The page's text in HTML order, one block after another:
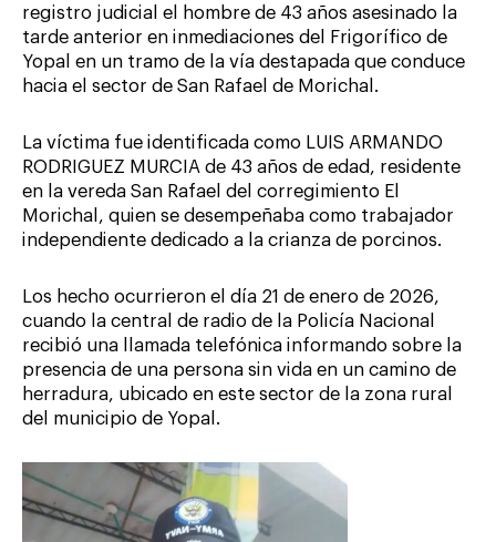
registro judicial el hombre de 43 años asesinado la
tarde anterior en inmediaciones del Frigorífico de
Yopal en un tramo de la vía destapada que conduce
hacia el sector de San Rafael de Morichal.
La víctima fue identificada como LUIS ARMANDO
RODRIGUEZ MURCIA de 43 años de edad, residente
en la vereda San Rafael del corregimiento El
Morichal, quien se desempeñaba como trabajador
independiente dedicado a la crianza de porcinos.
Los hecho ocurrieron el día 21 de enero de 2026,
cuando la central de radio de la Policía Nacional
recibió una llamada telefónica informando sobre la
presencia de una persona sin vida en un camino de
herradura, ubicado en este sector de la zona rural
del municipio de Yopal.